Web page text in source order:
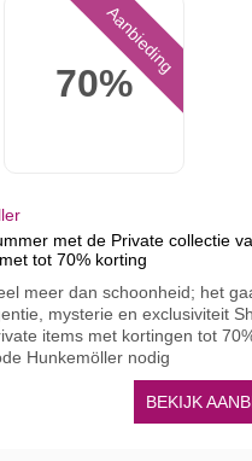
70%
Aanbieding
met de Private collectie
tot 70% korting
meer dan schoonheid; het
mysterie en exclusiviteit
items met kortingen tot
Hunkemöller nodig
BEKIJK